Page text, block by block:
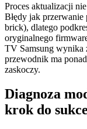
Proces aktualizacji
Błędy jak przerwanie
brick), dlatego
oryginalnego
TV Samsung wynika
przewodnik ma
zaskoczy.
Diagnoza
krok do